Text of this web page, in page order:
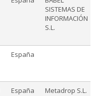
SISTEMAS DE
INFORMACIÓN
S.L.
España
España Metadrop S.L.